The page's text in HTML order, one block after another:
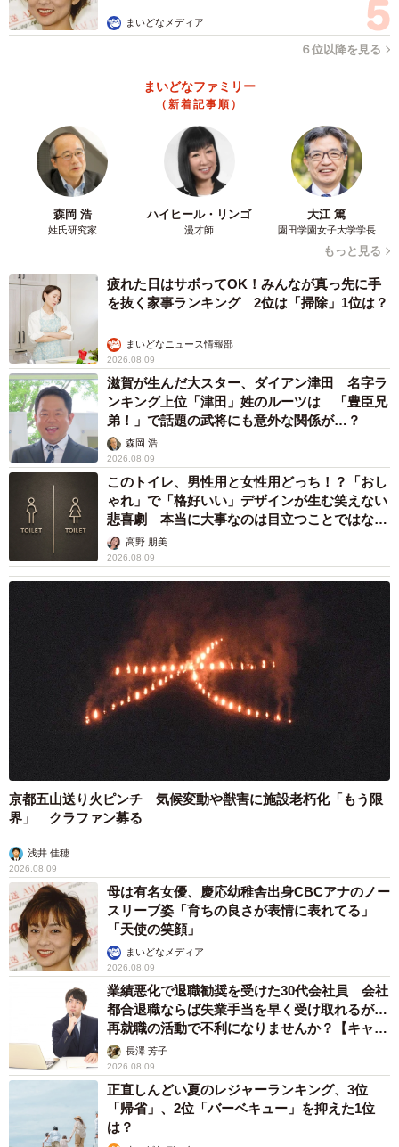
まいどなメディア
６位以降を見る
まいどなファミリー
（新着記事順）
森岡 浩
姓氏研究家
ハイヒール・リンゴ
漫才師
大江 篤
園田学園女子大学学長
もっと見る
疲れた日はサボってOK！みんなが真っ先に手
を抜く家事ランキング 2位は「掃除」1位は？
まいどなニュース情報部
2026.08.09
滋賀が生んだ大スター、ダイアン津田 名字ラ
ンキング上位「津田」姓のルーツは 「豊臣兄
弟！」で話題の武将にも意外な関係が…？
森岡 浩
2026.08.09
このトイレ、男性用と女性用どっち！？「おし
ゃれ」で「格好いい」デザインが生む笑えない
悲喜劇 本当に大事なのは目立つことではな
く…高野 朋美
2026.08.09
京都五山送り火ピンチ 気候変動や獣害に施設老朽化「もう限
界」 クラファン募る
浅井 佳穂
2026.08.09
母は有名女優、慶応幼稚舎出身CBCアナのノー
スリーブ姿「育ちの良さが表情に表れてる」
「天使の笑顔」
まいどなメディア
2026.08.09
業績悪化で退職勧奨を受けた30代会社員 会社
都合退職ならば失業手当を早く受け取れるが…
再就職の活動で不利になりませんか？【キャリ
アカウンセラーが解説】
長澤 芳子
2026.08.09
正直しんどい夏のレジャーランキング、3位
「帰省」、2位「バーベキュー」を抑えた1位
は？